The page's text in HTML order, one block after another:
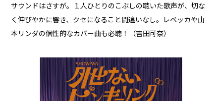
サウンドはさすが。１人ひとりのこぶしの聴いた歌声が、切な
く伸びやかに響き、クセになること間違いなし。レベッカや山
本リンダの個性的なカバー曲も必聴！（吉田可奈）